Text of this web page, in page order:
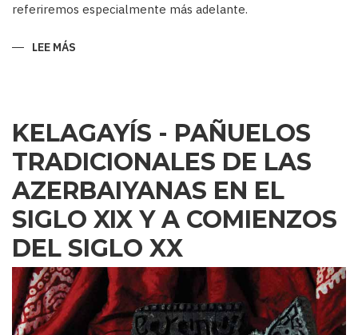
referiremos especialmente más adelante.
LEE MÁS
KELAGAYÍS - PAÑUELOS
TRADICIONALES DE LAS
AZERBAIYANAS EN EL
SIGLO XIX Y A COMIENZOS
DEL SIGLO XX